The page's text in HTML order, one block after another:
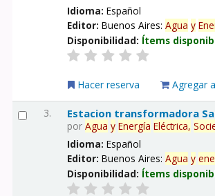
Idioma:Español
Editor:Buenos Aires:Agua y
Disponibilidad: Ítems
Hacer reserva Agregar
3. Estacion transformadora
porAgua y Energía Eléctrica,
Idioma:Español
Editor:Buenos Aires:Agua y
Disponibilidad: Ítems